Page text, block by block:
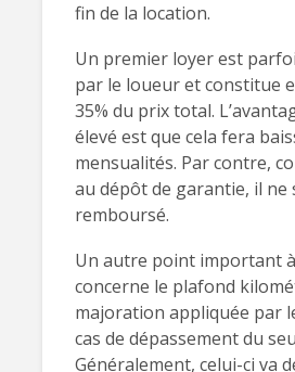
fin de la location.
Un premier loyer est
par le loueur et constitue
35% du prix total.
élevé est que cela fera
mensualités. Par contre,
au dépôt de garantie, il ne
remboursé.
Un autre point important
concerne le plafond
majoration appliquée par
cas de dépassement du
Généralement, celui-ci va